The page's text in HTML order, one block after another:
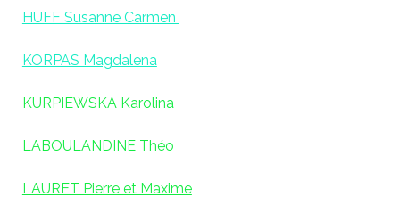
HUFF Susanne Carmen
KORPAS Magdalena
KURPIEWSKA Karolina
LABOULANDINE Théo
LAURET Pierre et Maxime